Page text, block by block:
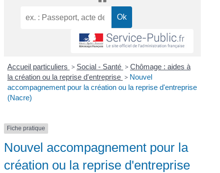
Accueil particuliers > Social - Santé > Chômage : aides à
la création ou la reprise d'entreprise > Nouvel
accompagnement pour la création ou la reprise d'entreprise
(Nacre)
Fiche pratique
Nouvel accompagnement pour la
création ou la reprise d'entreprise